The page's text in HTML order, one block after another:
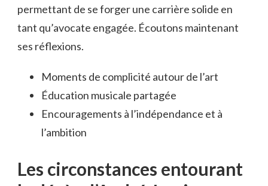
permettant de se forger une carrière solide en
tant qu’avocate engagée. Écoutons maintenant
ses réflexions.
Moments de complicité autour de l’art
Éducation musicale partagée
Encouragements à l’indépendance et à
l’ambition
Les circonstances entourant